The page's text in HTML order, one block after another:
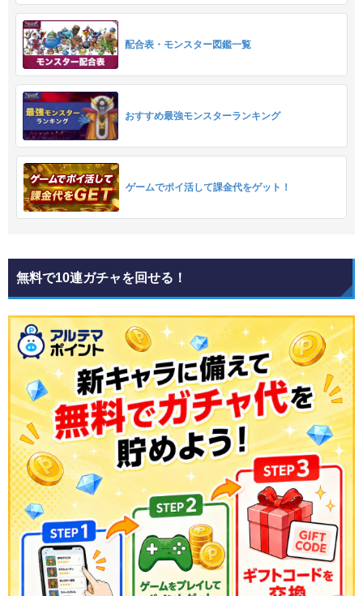
配合表・モンスター図鑑一覧
おすすめ最強モンスターランキング
ゲームでポイ活して課金代をゲット！
無料で10連ガチャを回せる！